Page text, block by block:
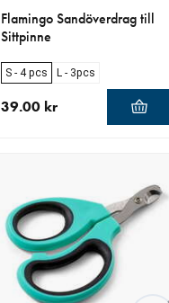
Flamingo Sandöverdrag till
Sittpinne
S - 4 pcs L - 3pcs
39.00 kr